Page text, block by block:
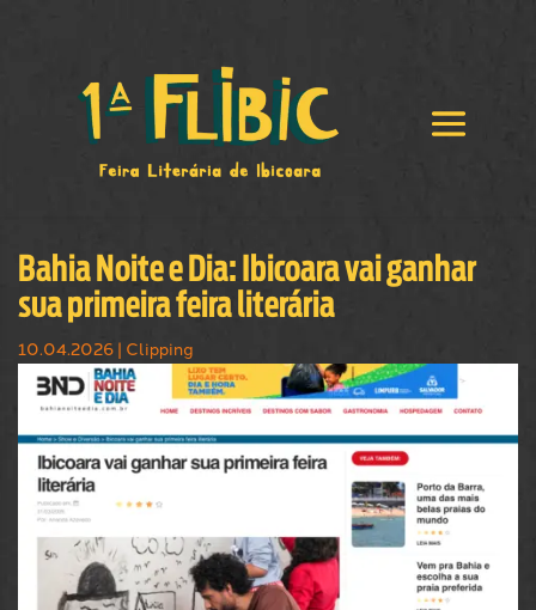
Bahia Noite e Dia: Ibicoara vai ganhar
sua primeira feira literária
10.04.2026 | Clipping